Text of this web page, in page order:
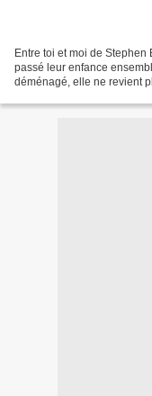
Entre toi et moi de Stephen
passé leur enfance
déménagé, elle ne revient